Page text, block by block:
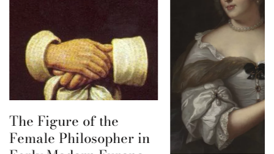
The Figure of the
Female Philosopher in